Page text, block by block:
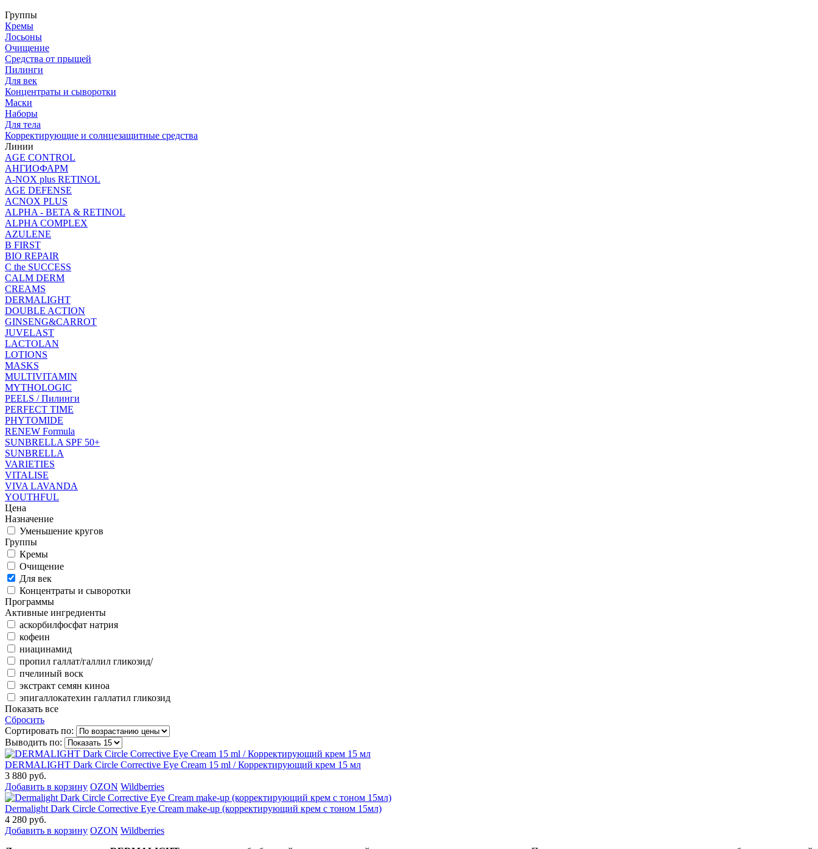
Группы
Кремы
Лосьоны
Очищение
Средства от прыщей
Пилинги
Для век
Концентраты и сыворотки
Маски
Наборы
Для тела
Корректирующие и солнцезащитные средства
Линии
AGE CONTROL
АНГИОФАРМ
A-NOX plus RETINOL
AGE DEFENSE
ACNOX PLUS
ALPHA - BETA & RETINOL
ALPHA COMPLEX
AZULENE
B FIRST
BIO REPAIR
C the SUCCESS
CALM DERM
CREAMS
DERMALIGHT
DOUBLE ACTION
GINSENG&CARROT
JUVELAST
LACTOLAN
LOTIONS
MASKS
MULTIVITAMIN
MYTHOLOGIC
PEELS / Пилинги
PERFECT TIME
PHYTOMIDE
RENEW Formula
SUNBRELLA SPF 50+
SUNBRELLA
VARIETIES
VITALISE
VIVA LAVANDA
YOUTHFUL
Цена
Назначение
Уменьшение кругов
Группы
Кремы
Очищение
Для век
Концентраты и сыворотки
Программы
Активные ингредиенты
аскорбилфосфат натрия
кофеин
ниацинамид
пропил галлат/галлил гликозид/
пчелиный воск
экстракт семян киноа
эпигаллокатехин галлатил гликозид
Показать все
Сбросить
Сортировать по:
Выводить по:
DERMALIGHT Dark Circle Corrective Eye Cream 15 ml / Корректирующий крем 15 мл
3 880 руб.
Добавить в корзину OZON Wildberries
Dermalight Dark Circle Corrective Eye Cream make-up (корректирующий крем с тоном 15мл)
4 280 руб.
Добавить в корзину OZON Wildberries